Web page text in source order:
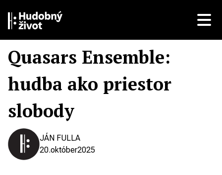
Quasars Ensemble:
hudba ako priestor
slobody
JÁN FULLA
20.október2025